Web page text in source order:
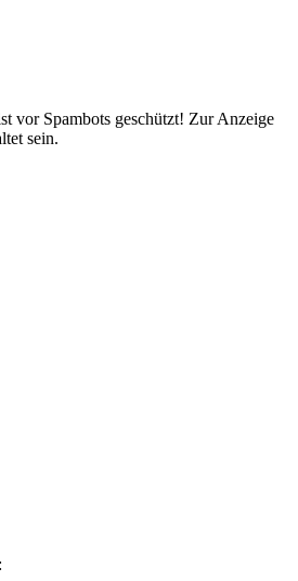
vor Spambots geschützt! Zur Anzeige
sein.